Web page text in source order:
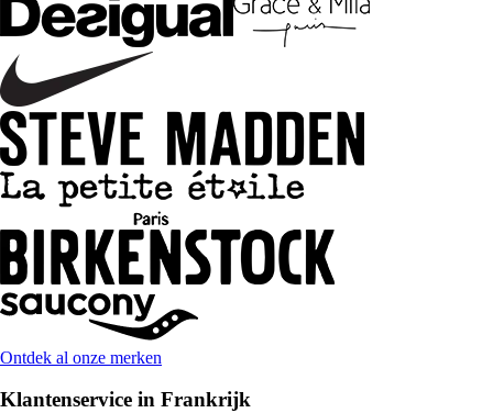
Ontdek al onze merken
Klantenservice in Frankrijk